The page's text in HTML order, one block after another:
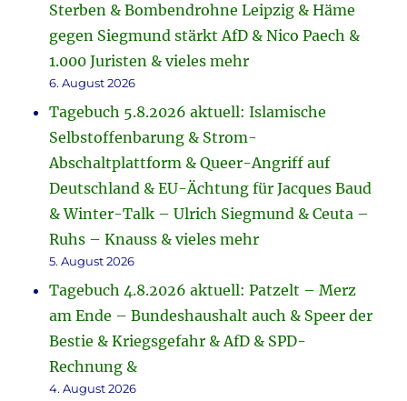
Sterben & Bombendrohne Leipzig & Häme
gegen Siegmund stärkt AfD & Nico Paech &
1.000 Juristen & vieles mehr
6. August 2026
Tagebuch 5.8.2026 aktuell: Islamische
Selbstoffenbarung & Strom-
Abschaltplattform & Queer-Angriff auf
Deutschland & EU-Ächtung für Jacques Baud
& Winter-Talk – Ulrich Siegmund & Ceuta –
Ruhs – Knauss & vieles mehr
5. August 2026
Tagebuch 4.8.2026 aktuell: Patzelt – Merz
am Ende – Bundeshaushalt auch & Speer der
Bestie & Kriegsgefahr & AfD & SPD-
Rechnung &
4. August 2026